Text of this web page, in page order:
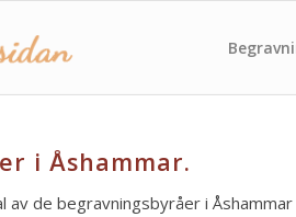
i Åshammar.
av de begravningsbyråer i